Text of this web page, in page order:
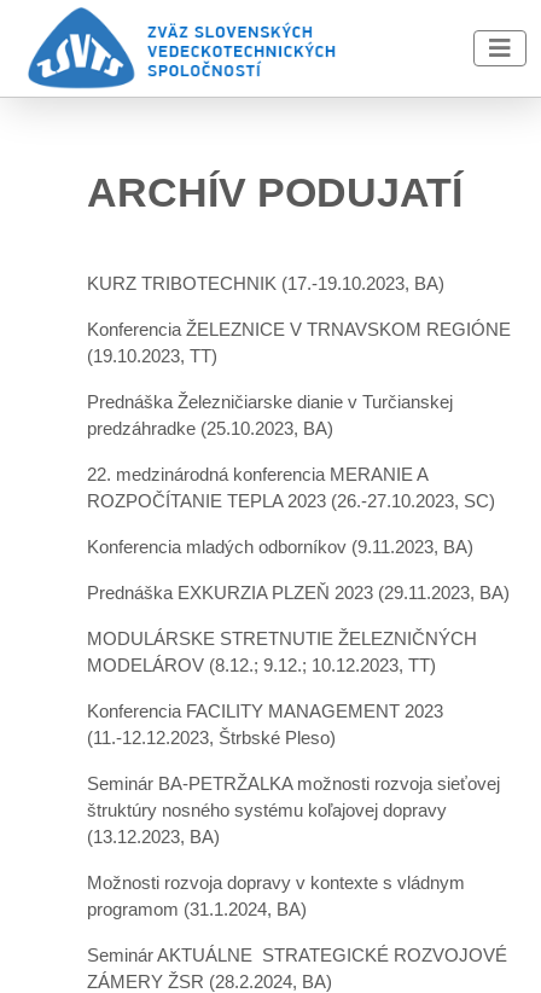
Skip to main content
ARCHÍV PODUJATÍ
KURZ TRIBOTECHNIK (17.-19.10.2023, BA)
Konferencia ŽELEZNICE V TRNAVSKOM REGIÓNE
(19.10.2023, TT)
Prednáška Železničiarske dianie v Turčianskej
predzáhradke (25.10.2023, BA)
22. medzinárodná konferencia MERANIE A
ROZPOČÍTANIE TEPLA 2023 (26.-27.10.2023, SC)
Konferencia mladých odborníkov (9.11.2023, BA)
Prednáška EXKURZIA PLZEŇ 2023 (29.11.2023, BA)
MODULÁRSKE STRETNUTIE ŽELEZNIČNÝCH
MODELÁROV (8.12.; 9.12.; 10.12.2023, TT)
Konferencia FACILITY MANAGEMENT 2023
(11.-12.12.2023, Štrbské Pleso)
Seminár BA-PETRŽALKA možnosti rozvoja sieťovej
štruktúry nosného systému koľajovej dopravy
(13.12.2023, BA)
Možnosti rozvoja dopravy v kontexte s vládnym
programom (31.1.2024, BA)
Seminár AKTUÁLNE STRATEGICKÉ ROZVOJOVÉ
ZÁMERY ŽSR (28.2.2024, BA)